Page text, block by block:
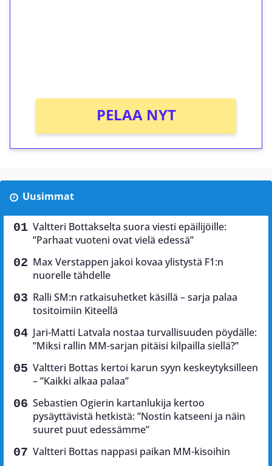
PELAA NYT
Uusimmat
Valtteri Bottakselta suora viesti epäilijöille:
”Parhaat vuoteni ovat vielä edessä”
Max Verstappen jakoi kovaa ylistystä F1:n
nuorelle tähdelle
Ralli SM:n ratkaisuhetket käsillä – sarja palaa
tositoimiin Kiteellä
Jari-Matti Latvala nostaa turvallisuuden pöydälle:
”Miksi rallin MM-sarjan pitäisi kilpailla siellä?”
Valtteri Bottas kertoi karun syyn keskeytyksilleen
– ”Kaikki alkaa palaa”
Sebastien Ogierin kartanlukija kertoo
pysäyttävistä hetkistä: ”Nostin katseeni ja näin
suuret puut edessämme”
Valtteri Bottas nappasi paikan MM-kisoihin